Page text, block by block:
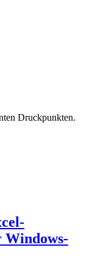
Druckpunkten.
Windows-